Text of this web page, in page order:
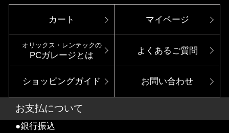
カート マイページ
オリックス・レンテックの
PCガレージとは
よくあるご質問
ショッピングガイド お問い合わせ
お支払について
●銀行振込